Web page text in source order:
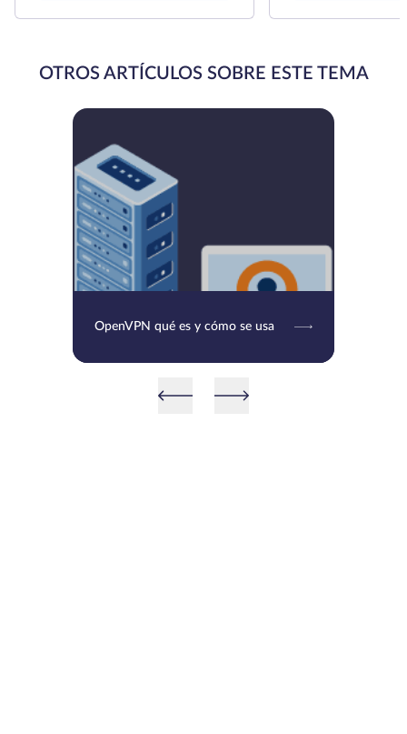
OTROS ARTÍCULOS SOBRE ESTE TEMA
OpenVPN qué es y cómo se usa